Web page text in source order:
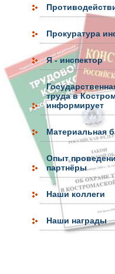
Прокуратура
Я - инспектор
труда в
информирует
Материальная
Опыт
партнёры
Наши коллеги
Наши награды